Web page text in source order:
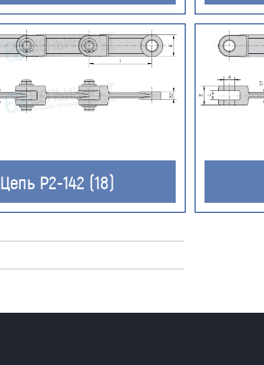
Цепь Р2-142 (18)